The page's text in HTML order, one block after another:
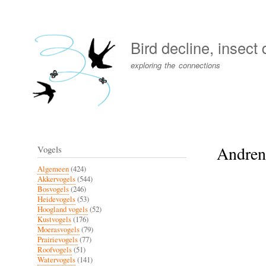
menu
Bird decline, insect
exploring the connections
Vogels
Algemeen(424)
Akkervogels(544)
Bosvogels(246)
Heidevogels(53)
Hoogland vogels(52)
Kustvogels(176)
Moerasvogels(79)
Prairievogels(77)
Roofvogels(51)
Watervogels(141)